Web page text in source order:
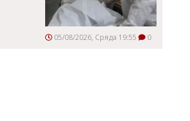
05/08/2026, Сряда 19:55 0